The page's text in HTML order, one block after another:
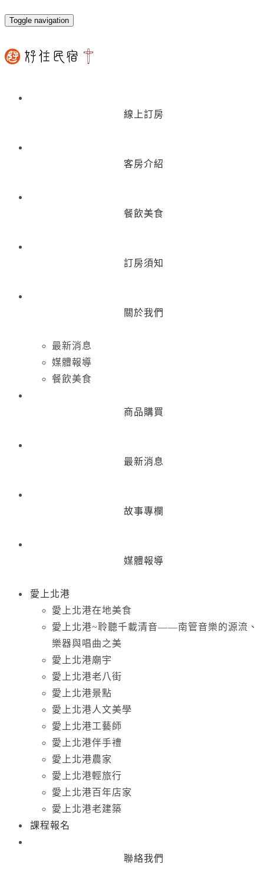
Toggle navigation
線上訂房
客房介紹
餐飲美食
訂房須知
關於我們
最新消息
媒體報導
餐飲美食
商品購買
最新消息
故事專欄
媒體報導
愛上北港
愛上北港在地美食
愛上北港~聆聽千載清音——南管音樂的源流、
樂器與唱曲之美
愛上北港廟宇
愛上北港老八街
愛上北港景點
愛上北港人文美學
愛上北港工藝師
愛上北港伴手禮
愛上北港農家
愛上北港輕旅行
愛上北港百年店家
愛上北港老建築
課程報名
聯絡我們